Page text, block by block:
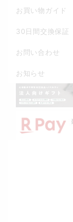
お買い物ガイド
30日間交換保証
お問い合わせ
お知らせ